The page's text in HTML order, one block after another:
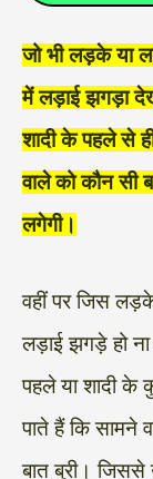
जो भी लड़के या
में लड़ाई झगड़ा
शादी के पहले से
वाले को कौन सी
लगेगी।
वहीं पर जिस
लड़ाई झगड़े हो
पहले या शादी
पाते हैं कि सामने
बात बुरी। जिससे